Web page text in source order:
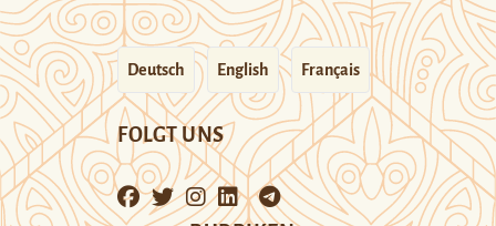
Deutsch English Français
FOLGT UNS